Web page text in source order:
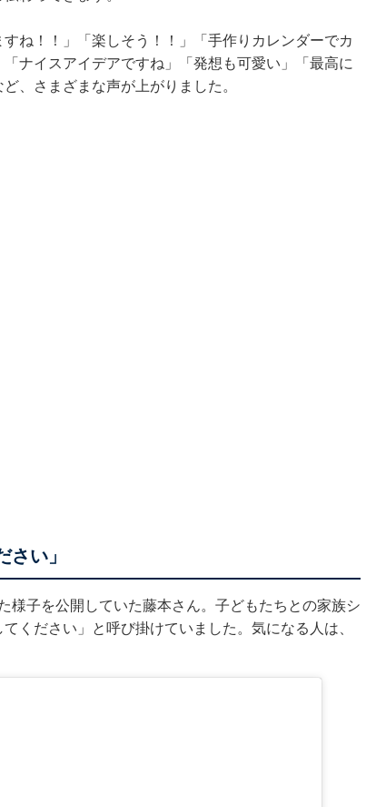
ね！！」「楽しそう！！」「手作りカレンダーでカ
ナイスアイデアですね」「発想も可愛い」「最高に
、さまざまな声が上がりました。
さい」
様子を公開していた藤本さん。子どもたちとの家族シ
ください」と呼び掛けていました。気になる人は、